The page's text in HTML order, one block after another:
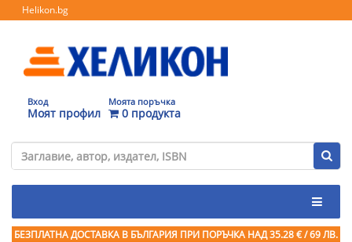
Helikon.bg
Вход
Моят профил
Моята поръчка
0 продукта
БЕЗПЛАТНА ДОСТАВКА В БЪЛГАРИЯ ПРИ ПОРЪЧКА НАД 35.28 € / 69 ЛВ.